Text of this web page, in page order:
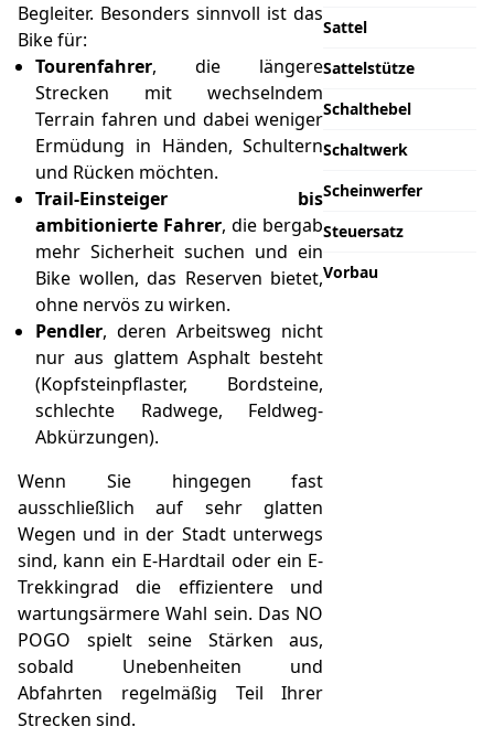
Begleiter. Besonders sinnvoll ist das
Bike für:
Tourenfahrer, die längere
Strecken mit wechselndem
Terrain fahren und dabei weniger
Ermüdung in Händen, Schultern
und Rücken möchten.
Trail-Einsteiger bis
ambitionierte Fahrer, die bergab
mehr Sicherheit suchen und ein
Bike wollen, das Reserven bietet,
ohne nervös zu wirken.
Pendler, deren Arbeitsweg nicht
nur aus glattem Asphalt besteht
(Kopfsteinpflaster, Bordsteine,
schlechte Radwege, Feldweg-
Abkürzungen).
Wenn Sie hingegen fast
ausschließlich auf sehr glatten
Wegen und in der Stadt unterwegs
sind, kann ein E-Hardtail oder ein E-
Trekkingrad die effizientere und
wartungsärmere Wahl sein. Das NO
POGO spielt seine Stärken aus,
sobald Unebenheiten und
Abfahrten regelmäßig Teil Ihrer
Strecken sind.
Sattel
Sattelstütze
Schalthebel
Schaltwerk
Scheinwerfer
Steuersatz
Vorbau